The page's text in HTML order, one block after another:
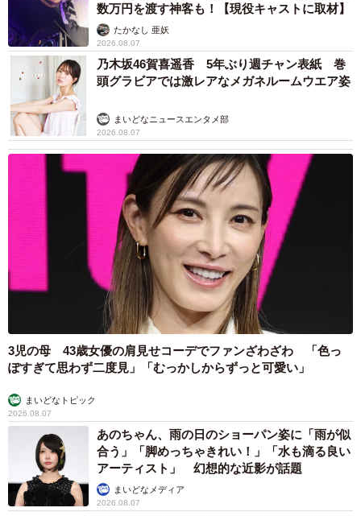
数万円を渡す神客も！【現役キャストに取材】
たかなし 亜妖
2026.08.07
乃木坂46賀喜遥香 5年ぶり週チャン表紙 巻
頭グラビアでは激レアなメガネルームウエア姿
まいどなニュースエンタメ部
2026.08.07
3児の母 43歳女優の肩見せコーデでファンざわざわ 「色っ
ぽすぎて思わず二度見」「むっかしからずっと可愛い」
まいどなトピック
2026.08.07
あのちゃん、雨の日のショーパン姿に「雨が似
合う」「脚めっちゃきれい！」「水も滴る良い
アーティスト」 幻想的な近影が話題
まいどなメディア
2026.08.07